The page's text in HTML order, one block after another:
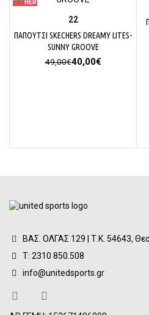
22
ΠΑΠΟΥΤΣΙ SKECHERS DREAMY LITES-
SUNNY GROOVE
49,00€Original
40,00€Η
ΒΑΣ. ΟΛΓΑΣ 129 | Τ.Κ. 54643,
Τ: 2310 850.508
info@unitedsports.gr